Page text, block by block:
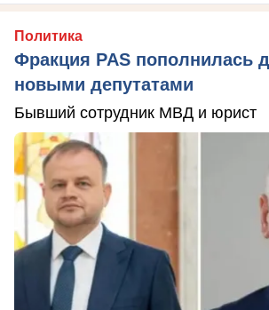
Политика
Фракция PAS пополнилась
новыми депутатами
Бывший сотрудник МВД и юрист